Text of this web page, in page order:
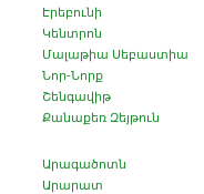
Էրեբունի
Կենտրոն
Մալաթիա Սեբաստիա
Նոր-Նորք
Շենգավիթ
Քանաքեռ Զեյթուն
Արագածոտն
Արարատ